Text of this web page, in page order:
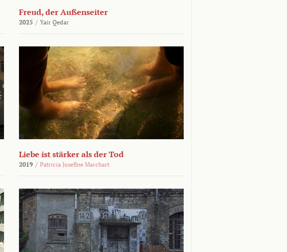
Freud, der Außenseiter
2025 / Yair Qedar
Liebe ist stärker als der Tod
2019 / Patricia Josefine Marchart